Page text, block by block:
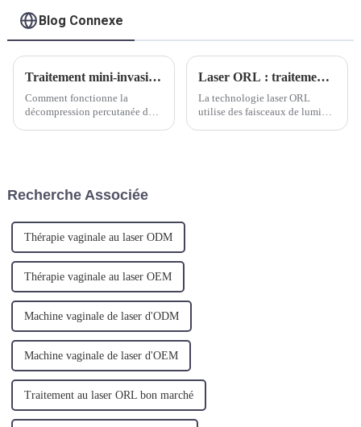
Blog Connexe
Traitement mini-invasif de la hernie discale lombaire confinée.
Comment fonctionne la
décompression percutanée du
sont donc très prometteurs...
Laser ORL : traitement révolutionnaire pour les affections des oreilles, du nez et de la gorge
La technologie laser ORL
utilise des faisceaux de lumière
Recherche Associée
Thérapie vaginale au laser ODM
Thérapie vaginale au laser OEM
Machine vaginale de laser d'ODM
Machine vaginale de laser d'OEM
Traitement au laser ORL bon marché